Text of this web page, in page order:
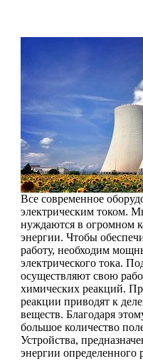
Все современное
электрическим током.
нуждаются в огромном
энергии. Чтобы
работу, необходим
электрического тока.
осуществляют свою
химических реакций.
реакции приводят к
веществ. Благодаря
большое количество
Устройства,
энергии